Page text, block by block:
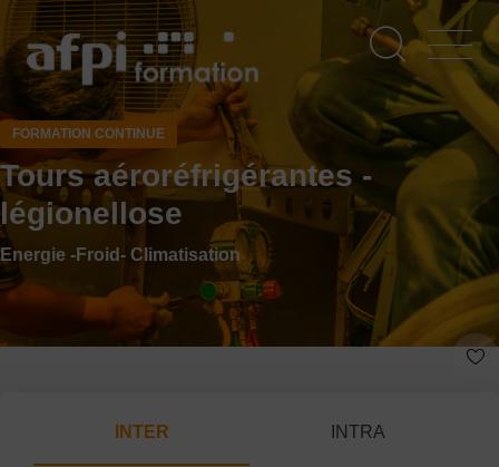
Aller
au
contenu
principal
FORMATION CONTINUE
Tours aéroréfrigérantes -
légionellose
Energie -Froid- Climatisation
INTER INTRA